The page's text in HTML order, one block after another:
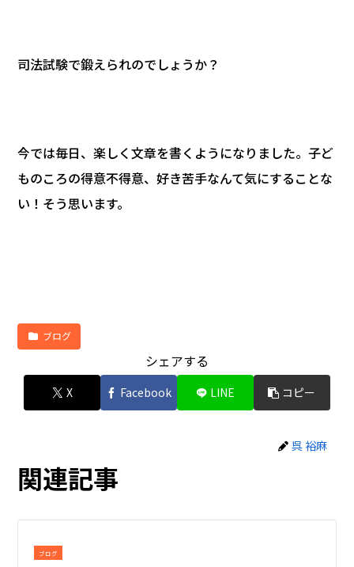
司法試験で鍛えられのでしょうか？
今では毎日、楽しく文章を書くようになりました。子ど
ものころの得意不得意、好き苦手なんて気にすることな
い！そう思います。
ブログ
シェアする
X Facebook LINE コピー
呉 裕麻
関連記事
ブログ